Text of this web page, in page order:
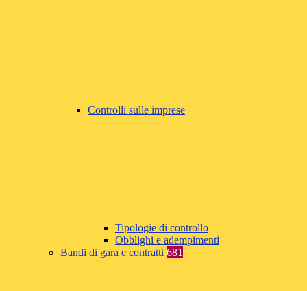
Controlli sulle imprese
Tipologie di controllo
Obblighi e adempimenti
Bandi di gara e contratti 681